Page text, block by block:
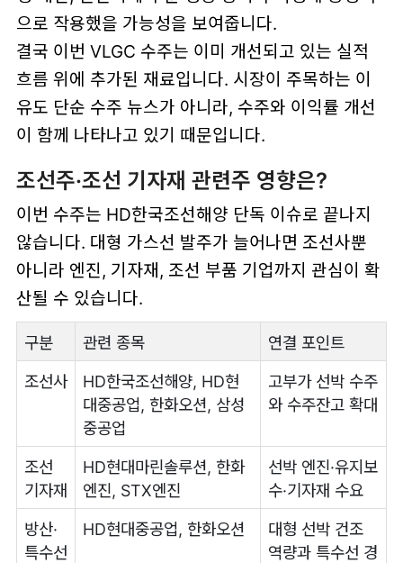
으로 작용했을 가능성을 보여줍니다.
결국 이번 VLGC 수주는 이미 개선되고 있는 실적
흐름 위에 추가된 재료입니다. 시장이 주목하는 이
유도 단순 수주 뉴스가 아니라, 수주와 이익률 개선
이 함께 나타나고 있기 때문입니다.
조선주·조선 기자재 관련주 영향은?
이번 수주는 HD한국조선해양 단독 이슈로 끝나지
않습니다. 대형 가스선 발주가 늘어나면 조선사뿐
아니라 엔진, 기자재, 조선 부품 기업까지 관심이 확
산될 수 있습니다.
구분 관련 종목 연결 포인트
조선사
HD한국조선해양, HD현
대중공업, 한화오션, 삼성
중공업
고부가 선박 수주
와 수주잔고 확대
조선
기자재
HD현대마린솔루션, 한화
엔진, STX엔진
선박 엔진·유지보
수·기자재 수요
방산·
특수선
HD현대중공업, 한화오션
대형 선박 건조
역량과 특수선 경